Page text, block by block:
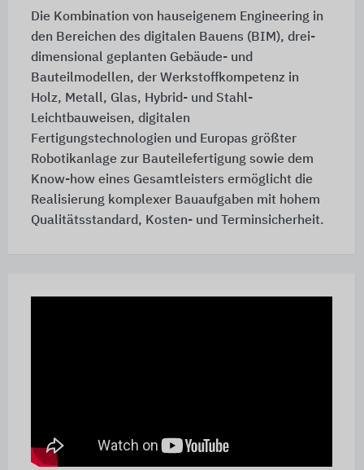
Die Kombination von hauseigenem Engineering in
den Bereichen des digitalen Bauens (BIM), drei-
dimensional geplanten Gebäude- und
Bauteilmodellen, der Werkstoffkompetenz in
Holz, Metall, Glas, Hybrid- und Stahl-
Leichtbauweisen, digitalen
Fertigungstechnologien und Europas größter
Robotikanlage zur Bauteilefertigung sowie dem
Know-how eines Gesamtleisters ermöglicht die
Realisierung komplexer Bauaufgaben mit hohem
Qualitätsstandard, Kosten- und Terminsicherheit.